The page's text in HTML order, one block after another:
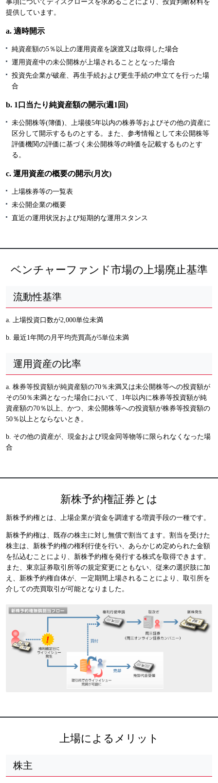
事項についてディスクローズを求めることにより、投資判断材料を
提供しています。
a. 適時開示
純資産額の5％以上の運用資産を譲渡又は取得した場合
運用資産中の未公開株が上場されることとなった場合
投資先企業が破産、再生手続および更生手続の申立てを行った場
合
b. 1口当たり純資産額の開示(週1回)
未公開株等(簿価)、上場後5年以内の株券等およびその他の資産に
区分して開示するものとする。また、参考情報として未公開株等
評価機関の評価に基づく未公開株等の時価を記載するものとす
る。
c. 運用資産の概要の開示(月次)
上場株券等の一覧表
未公開企業の概要
直近の運用状況および短期的な運用スタンス
ベンチャーファンド市場の上場廃止基準
流動性基準
a. 上場投資口数が2,000単位未満
b. 最近1年間の月平均売買高が5単位未満
運用資産の比率
a. 株券等投資額が純資産額の70％未満又は未公開株等への投資額が
その50％未満となった場合において、1年以内に株券等投資額が純
資産額の70％以上、かつ、未公開株等への投資額が株券等投資額の
50％以上とならないとき。
b. その他の資産が、現金および現金同等物等に限られなくなった場
合
新株予約権証券とは
新株予約権とは、上場企業が資金を調達する増資手段の一種です。
新株予約権は、既存の株主に対し無償で割当てます。割当を受けた
株主は、新株予約権の権利行使を行い、あらかじめ定められた金額
を払込むことにより、新株予約権を発行する株式を取得できます。
また、東京証券取引所等の規定変更にともない、従来の選択肢に加
え、新株予約権自体が、一定期間上場されることにより、取引所を
介しての売買取引が可能となりました。
上場によるメリット
株主